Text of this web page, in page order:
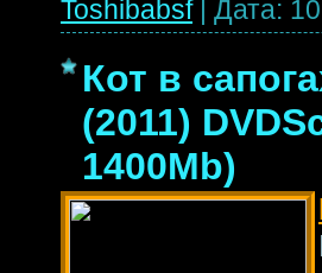
Toshibabsf | Дата:
Кот в
(2011)
1400Mb)